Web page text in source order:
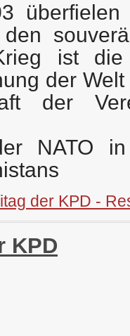
überfielen
ist
der
der
NATO
der KPD -
KPD